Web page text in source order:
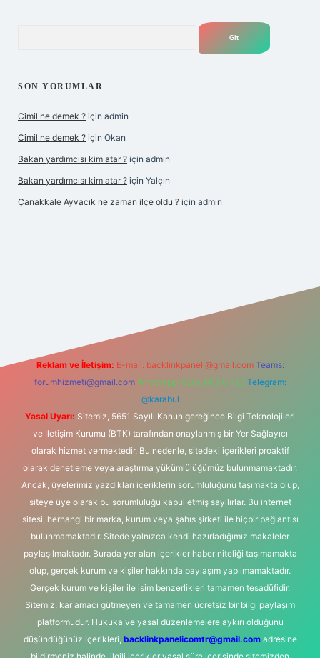
SON YORUMLAR
Cimil ne demek ? için admin
Cimil ne demek ? için Okan
Bakan yardımcısı kim atar ? için admin
Bakan yardımcısı kim atar ? için Yalçın
Çanakkale Ayvacık ne zaman ilçe oldu ? için admin
Reklam ve İletişim: E-mail: backlinkpaneli@gmail.com Teams:
forumhizmeti@gmail.com Whatsapp: 0262 606 0 726 Telegram:
@karabul
Yasal Uyarı: Sitemiz, 5651 Sayılı Kanun gereğince Bilgi Teknolojileri
ve İletişim Kurumu (BTK) tarafından onaylanmış bir Yer Sağlayıcı
olarak hizmet vermektedir. Bu nedenle, sitedeki içerikleri proaktif
olarak denetleme veya araştırma yükümlülüğümüz bulunmamaktadır.
Ancak, üyelerimiz yazdıkları içeriklerin sorumluluğunu taşımakta olup,
siteye üye olarak bu sorumluluğu kabul etmiş sayılırlar. Bu internet
sitesi, herhangi bir marka, kurum veya şahıs şirketi ile hiçbir bağlantısı
bulunmamaktadır. Sitede yalnızca kendi hazırladığımız makaleler
paylaşılmaktadır. Burada yer alan içerikler haber niteliği taşımamakta
olup, gerçek kurum ve kişiler hakkında paylaşım yapılmamaktadır.
Gerçek kurum ve kişiler ile isim benzerlikleri tamamen tesadüfidir.
Sitemiz, kar amacı gütmeyen ve tamamen ücretsiz bir bilgi paylaşım
platformudur. Hukuka ve yasal düzenlemelere aykırı olduğunu
düşündüğünüz içerikleri, backlinkpanelicomtr@gmail.comadresine